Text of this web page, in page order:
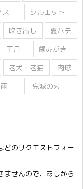
ス
シルエット
吹き出し
夏バテ
正月
歯みがき
老犬・老猫
肉球
雨 鬼滅の刃
どのリクエストフォー
ませんので、あしから